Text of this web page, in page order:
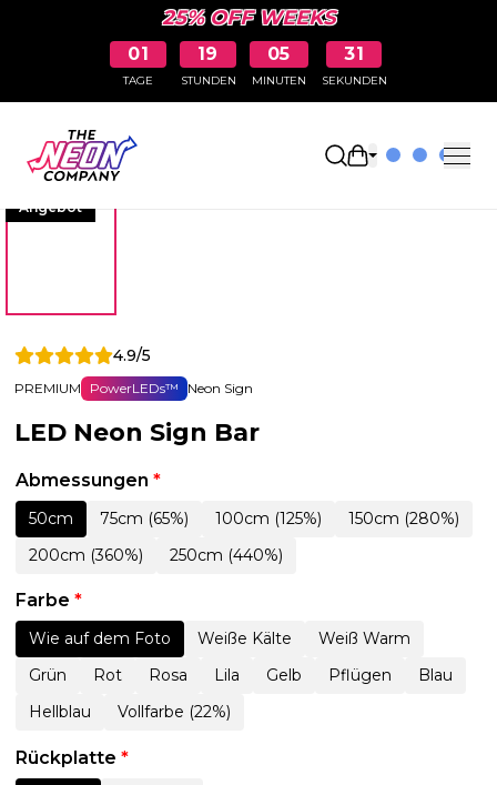
25% OFF WEEKS
01
TAGE
19
STUNDEN
05
MINUTEN
31
SEKUNDEN
Einkaufswagen
Angebot
4.9/5
PREMIUM PowerLEDs™ Neon Sign
LED Neon Sign Bar
Abmessungen *
50cm 75cm (65%) 100cm (125%)
150cm (280%)
200cm (360%)
250cm (440%)
Farbe *
Wie auf dem Foto Weiße Kälte
Weiß Warm
Grün
Rot Rosa Lila Gelb Pflügen
Blau
Hellblau
Vollfarbe (22%)
Rückplatte *